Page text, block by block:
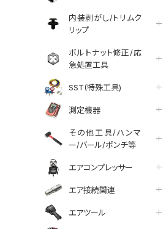
内装剥がし/トリムク
リップ
ボルトナット修正/応
急処置工具
SST(特殊工具)
測定機器
その他工具/ハンマ
ー/バール/ポンチ等
エアコンプレッサー
エア接続関連
エアツール
facebook
line